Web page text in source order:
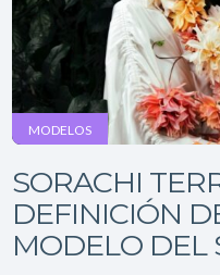
MODELOS
SORACHI
DEFINICIÓN
MODELO DEL